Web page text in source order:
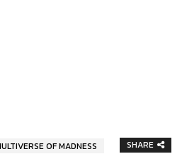
OF MADNESS SHARE